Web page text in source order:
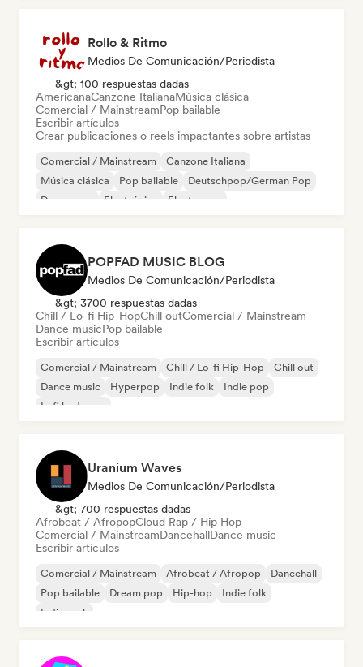
Rollo & Ritmo
Medios De Comunicación/Periodista
&gt; 100 respuestas dadas
AmericanaCanzone ItalianaMúsica clásica
Comercial / MainstreamPop bailable
Escribir artículos
Crear publicaciones o reels impactantes sobre artistas
Comercial / Mainstream
Canzone Italiana
Música clásica
Pop bailable
Deutschpop/German Pop
Dream pop
Electrónica Electropop
POPFAD MUSIC BLOG
Medios De Comunicación/Periodista
&gt; 3700 respuestas dadas
Chill / Lo-fi Hip-HopChill outComercial / Mainstream
Dance musicPop bailable
Escribir artículos
Comercial / Mainstream Chill / Lo-fi Hip-Hop
Chill out
Dance music
Hyperpop Indie folk
Indie pop
Lofi bedroom
Uranium Waves
Medios De Comunicación/Periodista
&gt; 700 respuestas dadas
Afrobeat / AfropopCloud Rap / Hip Hop
Comercial / MainstreamDancehallDance music
Escribir artículos
Comercial / Mainstream Afrobeat / Afropop
Dancehall
Pop bailable
Dream pop Hip-hop
Indie folk
Indie rock